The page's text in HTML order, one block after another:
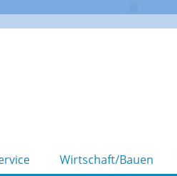
Wirtschaft/Bauen